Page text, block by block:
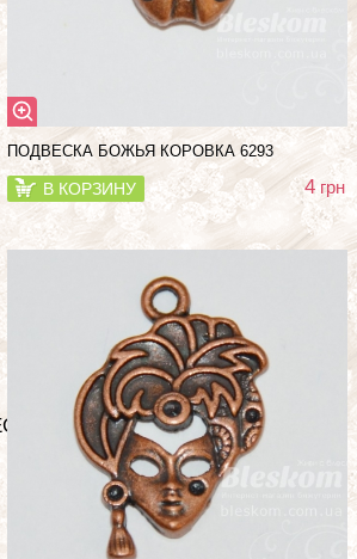
ПОДВЕСКА БОЖЬЯ КОРОВКА 6293
В КОРЗИНУ 4 грн